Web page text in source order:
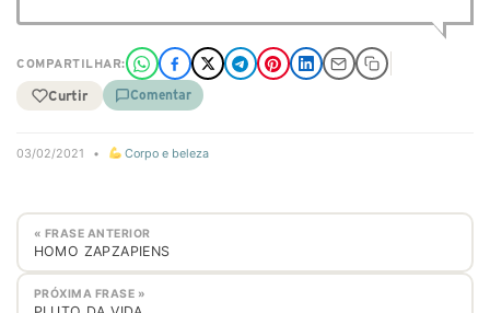
COMPARTILHAR:
Curtir Comentar
03/02/2021 • Corpo e beleza
« FRASE ANTERIOR
HOMO ZAPZAPIENS
PRÓXIMA FRASE »